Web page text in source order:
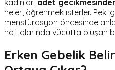
kadınlar, adet
neler, öğrenmek isterler. Peki
menstürasyon öncesinde
haftalarında vücutta oluşan
Erken Gebelik